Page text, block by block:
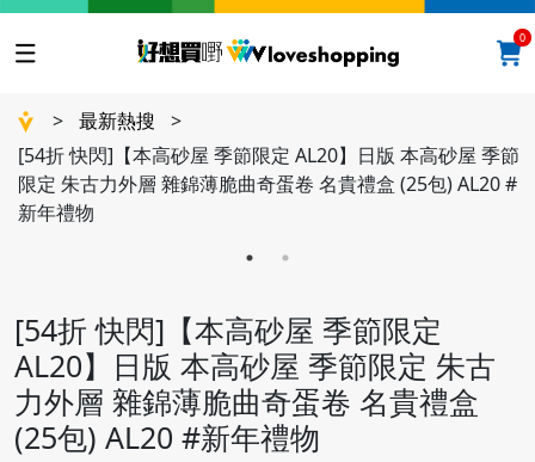
0
> 最新熱搜
>
[54折 快閃]【本高砂屋 季節限定 AL20】日版 本高砂屋 季節
限定 朱古力外層 雜錦薄脆曲奇蛋卷 名貴禮盒 (25包) AL20 #
新年禮物
[54折 快閃]【本高砂屋 季節限定
AL20】日版 本高砂屋 季節限定 朱古
力外層 雜錦薄脆曲奇蛋卷 名貴禮盒
(25包) AL20 #新年禮物